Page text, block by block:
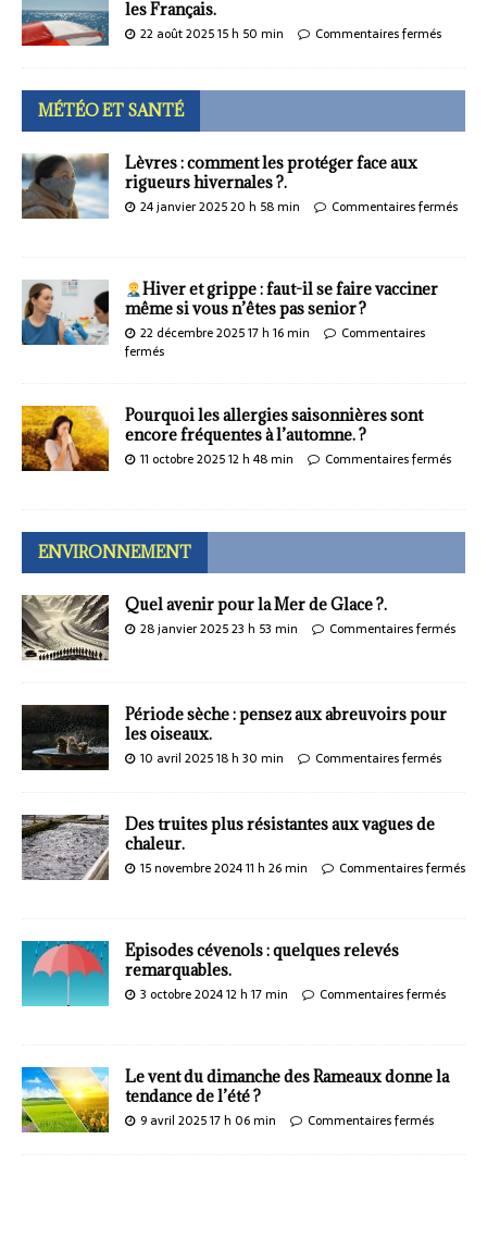
les Français.
22 août 2025 15 h 50 min Commentaires fermés
MÉTÉO ET SANTÉ
Lèvres : comment les protéger face aux
rigueurs hivernales ?.
24 janvier 2025 20 h 58 min Commentaires fermés
Hiver et grippe : faut-il se faire vacciner
même si vous n’êtes pas senior ?
22 décembre 2025 17 h 16 min
Commentaires
fermés
Pourquoi les allergies saisonnières sont
encore fréquentes à l’automne. ?
11 octobre 2025 12 h 48 min Commentaires fermés
ENVIRONNEMENT
Quel avenir pour la Mer de Glace ?.
28 janvier 2025 23 h 53 min Commentaires fermés
Période sèche : pensez aux abreuvoirs pour
les oiseaux.
10 avril 2025 18 h 30 min Commentaires fermés
Des truites plus résistantes aux vagues de
chaleur.
15 novembre 2024 11 h 26 min Commentaires fermés
Episodes cévenols : quelques relevés
remarquables.
3 octobre 2024 12 h 17 min Commentaires fermés
Le vent du dimanche des Rameaux donne la
tendance de l’été ?
9 avril 2025 17 h 06 min Commentaires fermés